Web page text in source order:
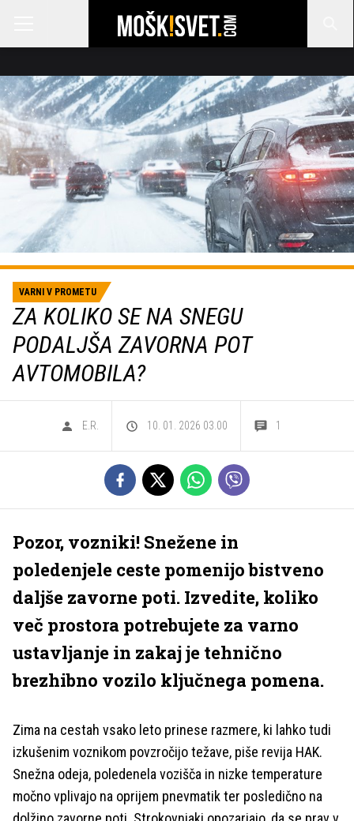
VARNI V PROMETU
ZA KOLIKO SE NA SNEGU
PODALJŠA ZAVORNA POT
AVTOMOBILA?
E.R. 10. 01. 2026 03.00 1
Pozor, vozniki! Snežene in
poledenjele ceste pomenijo bistveno
daljše zavorne poti. Izvedite, koliko
več prostora potrebujete za varno
ustavljanje in zakaj je tehnično
brezhibno vozilo ključnega pomena.
Zima na cestah vsako leto prinese razmere, ki lahko tudi
izkušenim voznikom povzročijo težave, piše revija HAK.
Snežna odeja, poledenela vozišča in nizke temperature
močno vplivajo na oprijem pnevmatik ter posledično na